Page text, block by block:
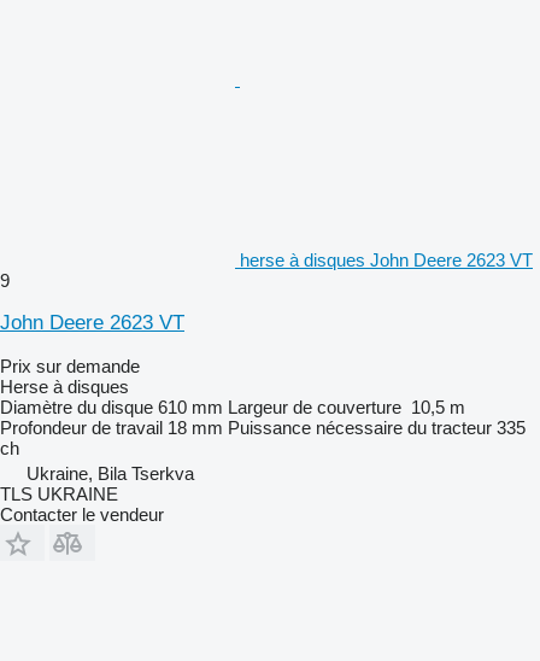
herse à disques John Deere 2623 VT
9
John Deere 2623 VT
Prix sur demande
Herse à disques
Diamètre du disque 610 mm Largeur de couverture 10,5 m
Profondeur de travail 18 mm Puissance nécessaire du tracteur 335
ch
Ukraine, Bila Tserkva
TLS UKRAINE
Contacter le vendeur